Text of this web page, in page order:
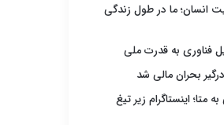
انسان؛ ما در طول زندگی
فناوری به قدرت ملی
بحران مالی شد
به متا؛ اینستاگرام زیر تیغ